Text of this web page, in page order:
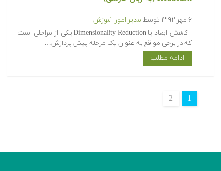
Reduction (به زبان فارسی)
۶ مهر ۱۳۹۲ توسطمدیر امور آموزش
که در برخی مواقع به عنوان یک مرحله پیش پردازش…